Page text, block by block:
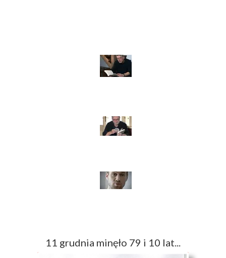
11 grudnia minęło 79 i 10 lat...